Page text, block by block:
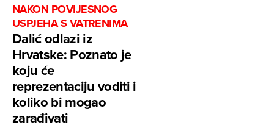
NAKON POVIJESNOG
USPJEHA S VATRENIMA
Dalić odlazi iz
Hrvatske: Poznato je
koju će
reprezentaciju voditi i
koliko bi mogao
zarađivati